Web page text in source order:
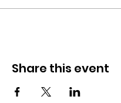
Share this event